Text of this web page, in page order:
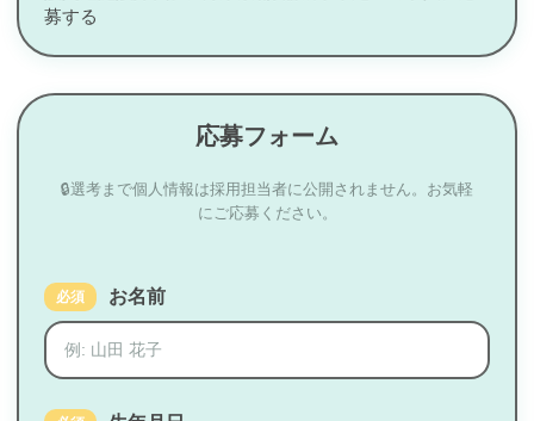
募する
応募フォーム
🔒選考まで個人情報は採用担当者に公開されません。お気軽
にご応募ください。
必須 お名前